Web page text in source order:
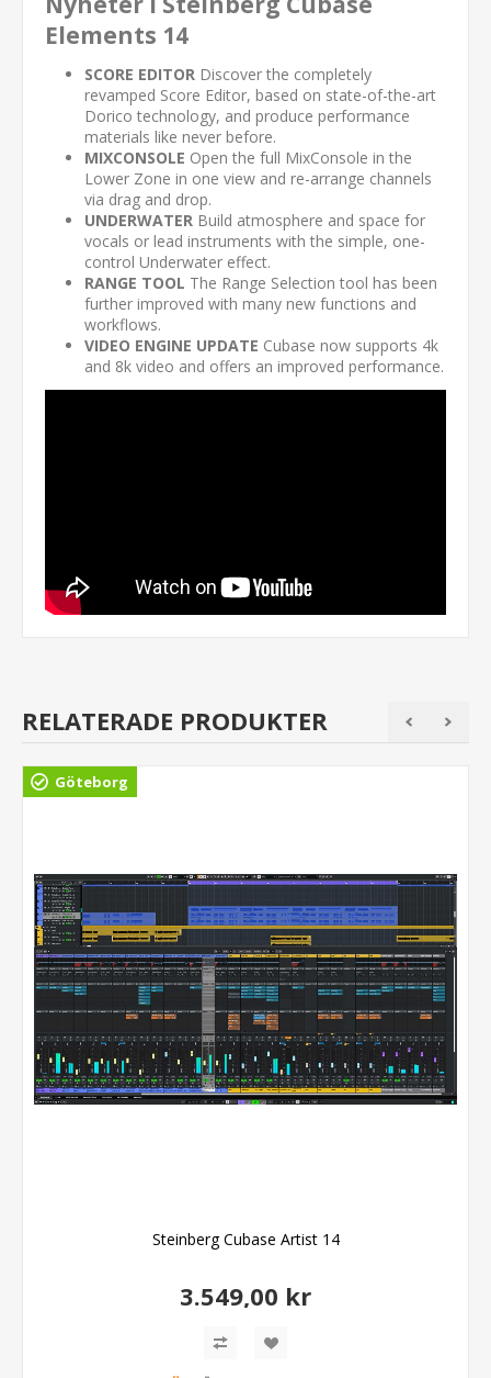
Elements 14
SCORE EDITOR Discover the completely
revamped Score Editor, based on state-of-the-art
Dorico technology, and produce performance
materials like never before.
MIXCONSOLE Open the full MixConsole in the
Lower Zone in one view and re-arrange channels
via drag and drop.
UNDERWATER Build atmosphere and space for
vocals or lead instruments with the simple, one-
control Underwater effect.
RANGE TOOL The Range Selection tool has been
further improved with many new functions and
workflows.
VIDEO ENGINE UPDATE Cubase now supports 4k
and 8k video and offers an improved performance.
RELATERADE PRODUKTER
Göteborg
Steinberg Cubase Artist 14
3.549,00 kr